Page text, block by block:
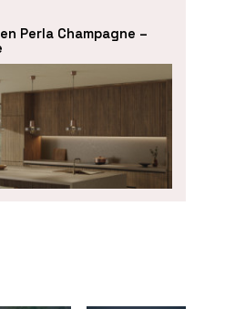
Perla Champagne –